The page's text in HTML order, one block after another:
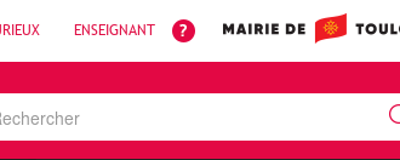
ENSEIGNANT